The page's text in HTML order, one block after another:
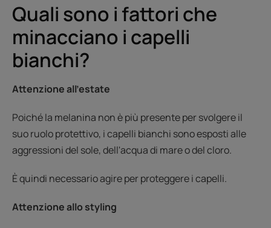
Quali sono i fattori che
minacciano i capelli
bianchi?
Attenzione all'estate
Poiché la melanina non è più presente per svolgere il
suo ruolo protettivo, i capelli bianchi sono esposti alle
aggressioni del sole, dell'acqua di mare o del cloro.
È quindi necessario agire per proteggere i capelli.
Attenzione allo styling